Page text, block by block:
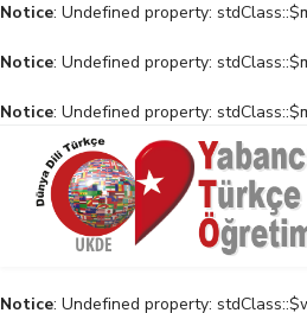
Notice: Undefined property:
Notice: Undefined property:
Notice: Undefined property:
Notice: Undefined property: